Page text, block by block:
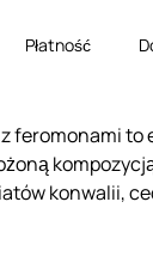
Płatność
feromonami to
konwalii,